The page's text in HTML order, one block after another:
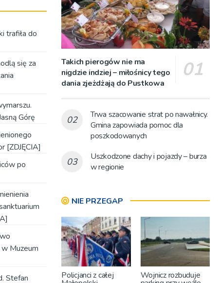
trafiła do
się za
Górę
[ZDJĘCIA]
po
w Muzeum
Stefan
Takich pierogów nie ma
nigdzie indziej – miłośnicy tego
dania zjeżdżają do Pustkowa
Trwa szacowanie strat po nawałnicy.
Gmina zapowiada pomoc dla
poszkodowanych
Uszkodzone dachy i pojazdy – burza
w regionie
NIE PRZEGAP
Policjanci z całej Wojnicz rozbuduje